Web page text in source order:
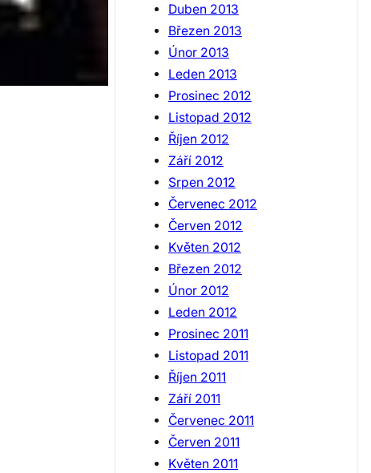
Duben 2013
Březen 2013
Únor 2013
Leden 2013
Prosinec 2012
Listopad 2012
Říjen 2012
Září 2012
Srpen 2012
Červenec 2012
Červen 2012
Květen 2012
Březen 2012
Únor 2012
Leden 2012
Prosinec 2011
Listopad 2011
Říjen 2011
Září 2011
Červenec 2011
Červen 2011
Květen 2011